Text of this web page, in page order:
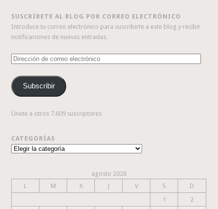
SUSCRÍBETE AL BLOG POR CORREO ELECTRÓNICO
Introduce tu correo electrónico para suscribirte a este blog y recibir
notificaciones de nuevas entradas.
Dirección
correo
electrónico
Subscribir
Únete a otros 7.609 suscriptores
CATEGORÍAS
Categorías
agosto 2026
L
M X J V S
D
1
2